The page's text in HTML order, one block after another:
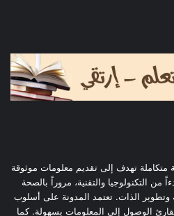
تهدف إلى تقديم معلومات موثوقة
التكنولوجيا والتقنية، مروراً بالصحة
وتطوير الذات. تعتمد المدونة على أسلوب
الوصول إلى المعلومات بسهولة. كما